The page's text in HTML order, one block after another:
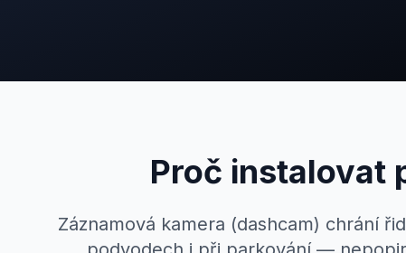
Proč instalovat
Záznamová kamera (dashcam) chrání